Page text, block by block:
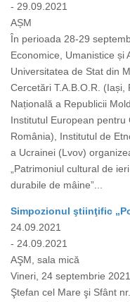
- 29.09.2021
AȘM
În perioada 28-29
Economice, Umanistice și
Universitatea de Stat din
Cercetări T.A.B.O.R.
Națională a Republicii
Institutul European pentru
România), Institutul de
a Ucrainei (Lvov)
„Patrimoniul cultural de
durabile de mâine”...
Simpozionul ştiinţific
24.09.2021
- 24.09.2021
AŞM, sala mică
Vineri, 24 septembrie
Ştefan cel Mare şi Sfânt